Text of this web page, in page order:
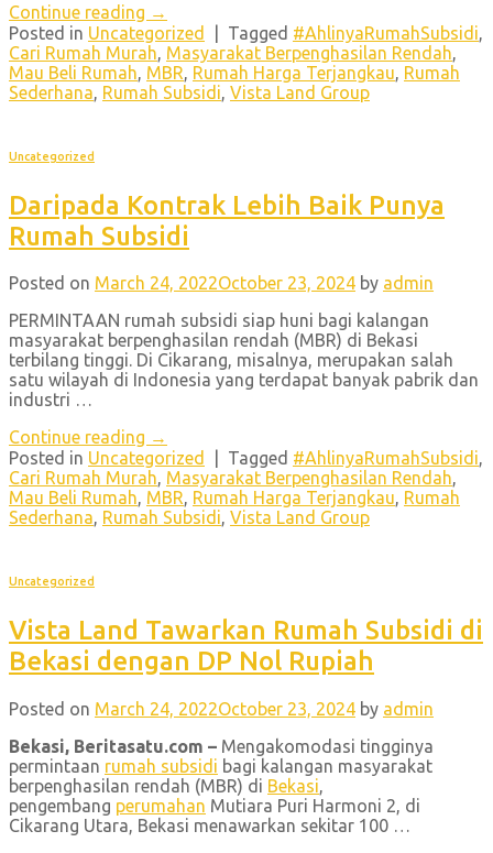
Continue reading →
Posted in Uncategorized Tagged #AhlinyaRumahSubsidi
Cari Rumah Murah Masyarakat Berpenghasilan Rendah
Mau Beli Rumah MBR Rumah Harga Terjangkau Rumah
Sederhana Rumah Subsidi Vista Land Group
Uncategorized
Daripada Kontrak Lebih Baik Punya
Rumah Subsidi
Posted on March 24, 2022October 23, 2024 by admin
PERMINTAAN rumah subsidi siap huni bagi kalangan
masyarakat berpenghasilan rendah (MBR) di Bekasi
terbilang tinggi. Di Cikarang, misalnya, merupakan salah
satu wilayah di Indonesia yang terdapat banyak pabrik dan
industri …
Continue reading →
Posted in Uncategorized Tagged #AhlinyaRumahSubsidi,
Cari Rumah Murah, Masyarakat Berpenghasilan Rendah,
Mau Beli Rumah, MBR, Rumah Harga Terjangkau, Rumah
Sederhana, Rumah Subsidi, Vista Land Group
Uncategorized
Vista Land Tawarkan Rumah Subsidi di
Bekasi dengan DP Nol Rupiah
Posted on March 24, 2022October 23, 2024 by admin
Bekasi, Beritasatu.com – Mengakomodasi tingginya
permintaan rumah subsidi bagi kalangan masyarakat
berpenghasilan rendah (MBR) di Bekasi,
pengembang perumahan Mutiara Puri Harmoni 2, di
Cikarang Utara, Bekasi menawarkan sekitar 100 …